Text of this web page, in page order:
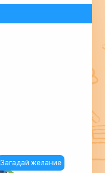
Загадай желание